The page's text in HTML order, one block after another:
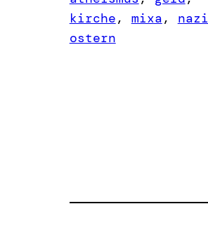
kirche, mixa, nazi
ostern